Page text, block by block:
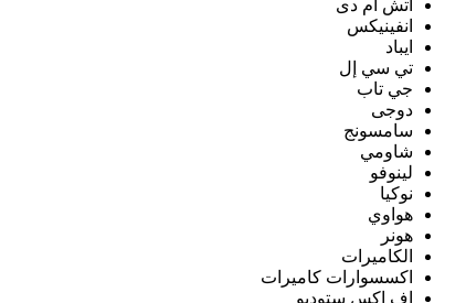
اتش ام دى
انفينيكس
ايباد
تي سي إل
جي تاب
دوجى
سامسونج
شاومي
لينوفو
نوكيا
هواوي
هونر
الكاميرات
اكسسوارات كاميرات
اف اكس ستوديو